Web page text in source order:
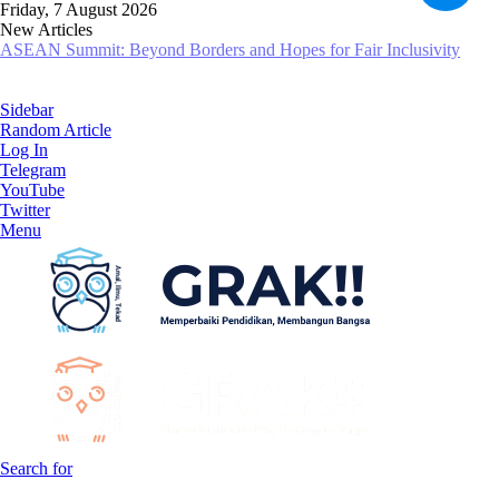
Friday, 7 August 2026
New Articles
ASEAN Summit: Beyond Borders and Hopes for Fair Inclusivity
Sidebar
Random Article
Log In
Telegram
YouTube
Twitter
Menu
Search for